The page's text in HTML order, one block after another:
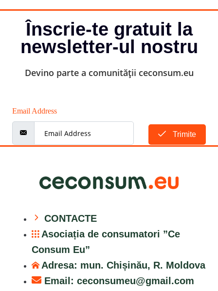
Înscrie-te gratuit la
newsletter-ul nostru
Devino parte a comunității ceconsum.eu
Email Address
Trimite
CONTACTE
Asociația de consumatori ”Ce
Consum Eu”
Adresa: mun. Chișinău, R. Moldova
Email: ceconsumeu@gmail.com